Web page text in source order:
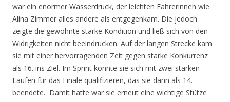
war ein enormer Wasserdruck, der leichten Fahrerinnen wie
Alina Zimmer alles andere als entgegenkam. Die jedoch
zeigte die gewohnte starke Kondition und ließ sich von den
Widrigkeiten nicht beeindrucken. Auf der langen Strecke kam
sie mit einer hervorragenden Zeit gegen starke Konkurrenz
als 16. ins Ziel. Im Sprint konnte sie sich mit zwei starken
Läufen für das Finale qualifizieren, das sie dann als 14.
beendete. Damit hatte war sie erneut eine wichtige Stütze